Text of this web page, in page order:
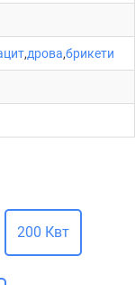
,дрова,брикети
200 Квт